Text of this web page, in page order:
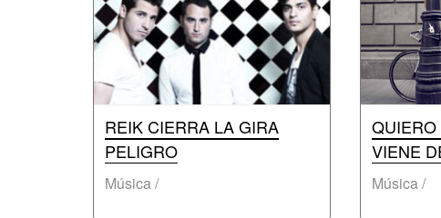
REIK CIERRA LA GIRA
PELIGRO
Música /
VIENE
Música /